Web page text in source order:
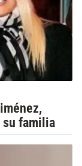
su familia